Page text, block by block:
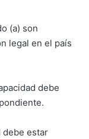
(a) son
legal en el país
debe
debe estar